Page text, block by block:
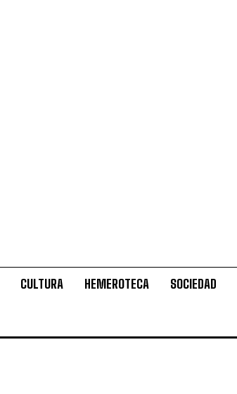
CULTURA HEMEROTECA SOCIEDAD